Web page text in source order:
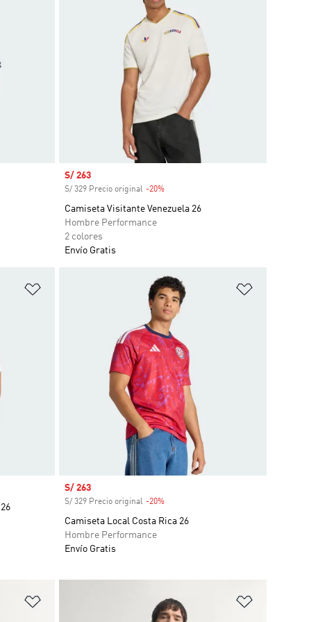
Precio de venta
S/ 263
S/ 329 Precio original -20%Descuento
Camiseta Visitante Venezuela 26
Hombre Performance
2 colores
Envío Gratis
Añadir a la lista de deseos
Precio de venta
S/ 263
S/ 329 Precio original -20%Descuento
Camiseta Local Costa Rica 26
Hombre Performance
Envío Gratis
Añadir a la lista de deseos